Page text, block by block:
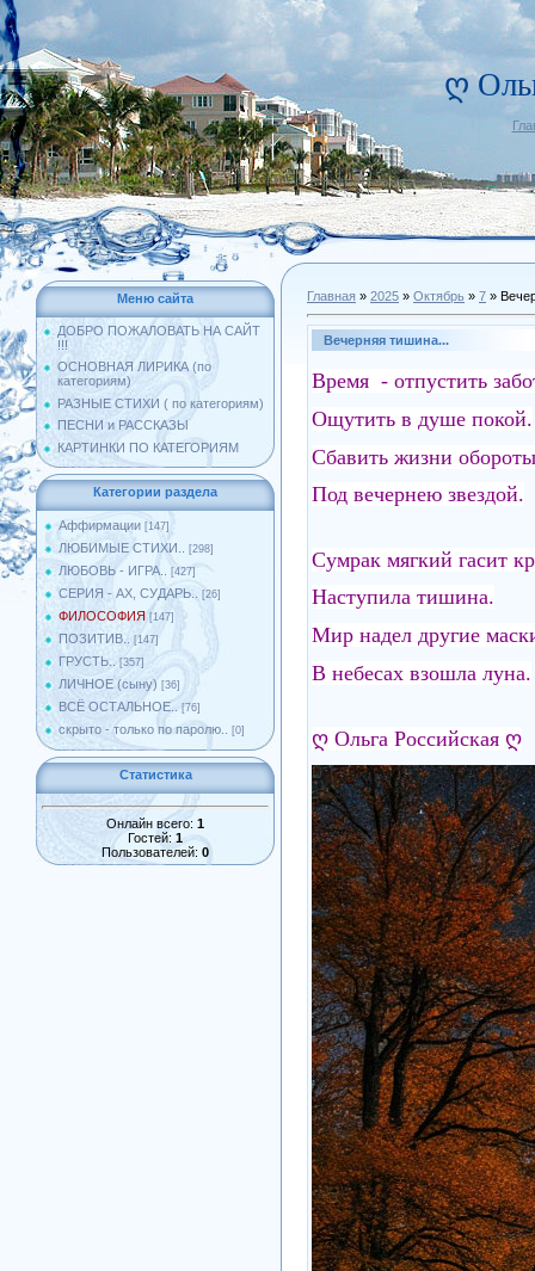
ღ
Меню сайта
ДОБРО ПОЖАЛОВАТЬ НА САЙТ
!!!
ОСНОВНАЯ ЛИРИКА (по
категориям)
РАЗНЫЕ СТИХИ ( по категориям)
ПЕСНИ и РАССКАЗЫ
КАРТИНКИ ПО КАТЕГОРИЯМ
Категории раздела
Аффирмации [147]
ЛЮБИМЫЕ СТИХИ.. [298]
ЛЮБОВЬ - ИГРА.. [427]
СЕРИЯ - АХ, СУДАРЬ.. [26]
ФИЛОСОФИЯ [147]
ПОЗИТИВ.. [147]
ГРУСТЬ.. [357]
ЛИЧНОЕ (сыну) [36]
ВСЁ ОСТАЛЬНОЕ.. [76]
скрыто - только по паролю.. [0]
Статистика
Онлайн всего: 1
Гостей: 1
Пользователей: 0
Главная » 2025 » Октябрь » 7 »
Вечерняя тишина...
Время - отпустить
Ощутить в душе покой.
Сбавить жизни обороты
Под вечернею звездой.
Сумрак мягкий гасит
Наступила тишина.
Мир надел другие
В небесах взошла луна.
ღ Ольга Российская ღ